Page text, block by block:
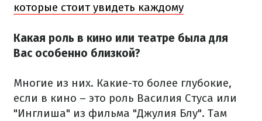
которые стоит увидеть каждому
Какая роль в кино или театре была для
Вас особенно близкой?
Многие из них. Какие-то более глубокие,
если в кино – это роль Василия Стуса или
"Инглиша" из фильма "Джулия Блу". Там